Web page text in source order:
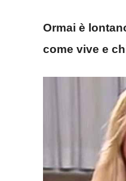
Ormai è
come vive e